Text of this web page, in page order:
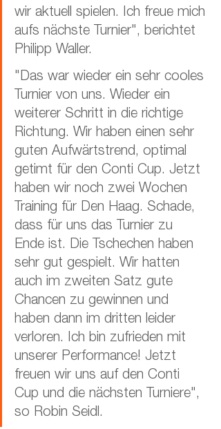
wir aktuell spielen. Ich freue mich
aufs nächste Turnier", berichtet
Philipp Waller.
"Das war wieder ein sehr cooles
Turnier von uns. Wieder ein
weiterer Schritt in die richtige
Richtung. Wir haben einen sehr
guten Aufwärtstrend, optimal
getimt für den Conti Cup. Jetzt
haben wir noch zwei Wochen
Training für Den Haag. Schade,
dass für uns das Turnier zu
Ende ist. Die Tschechen haben
sehr gut gespielt. Wir hatten
auch im zweiten Satz gute
Chancen zu gewinnen und
haben dann im dritten leider
verloren. Ich bin zufrieden mit
unserer Performance! Jetzt
freuen wir uns auf den Conti
Cup und die nächsten Turniere",
so Robin Seidl.